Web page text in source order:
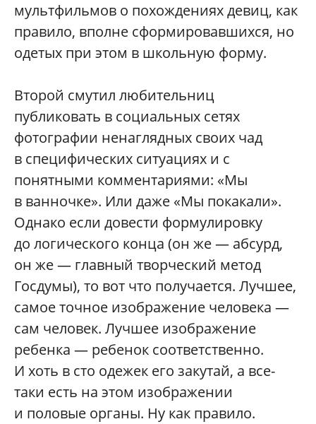
мультфильмов о похождениях девиц, как
правило, вполне сформировавшихся, но
одетых при этом в школьную форму.
Второй смутил любительниц
публиковать в социальных сетях
фотографии ненаглядных своих чад
в специфических ситуациях и с
понятными комментариями: «Мы
в ванночке». Или даже «Мы покакали».
Однако если довести формулировку
до логического конца (он же — абсурд,
он же — главный творческий метод
Госдумы), то вот что получается. Лучшее,
самое точное изображение человека —
сам человек. Лучшее изображение
ребенка — ребенок соответственно.
И хоть в сто одежек его закутай, а все-
таки есть на этом изображении
и половые органы. Ну как правило.